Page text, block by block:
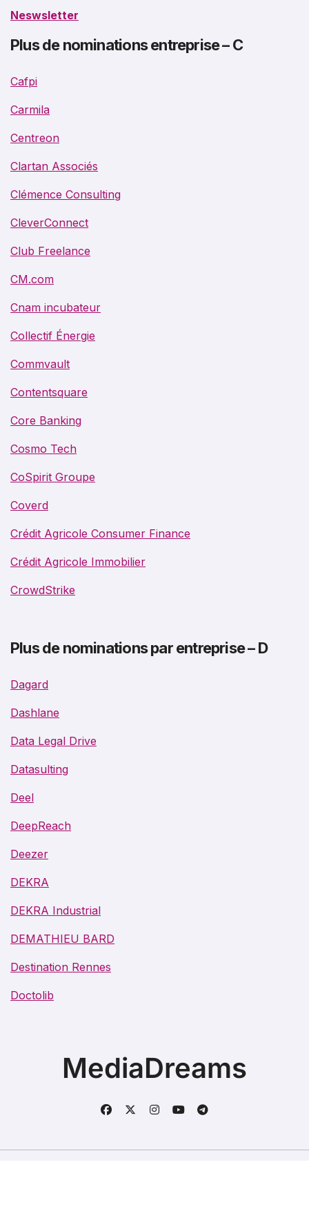
Neswsletter
Plus de nominations entreprise – C
Cafpi
Carmila
Centreon
Clartan Associés
Clémence Consulting
CleverConnect
Club Freelance
CM.com
Cnam incubateur
Collectif Énergie
Commvault
Contentsquare
Core Banking
Cosmo Tech
CoSpirit Groupe
Coverd
Crédit Agricole Consumer Finance
Crédit Agricole Immobilier
CrowdStrike
Plus de nominations par entreprise – D
Dagard
Dashlane
Data Legal Drive
Datasulting
Deel
DeepReach
Deezer
DEKRA
DEKRA Industrial
DEMATHIEU BARD
Destination Rennes
Doctolib
MediaDreams